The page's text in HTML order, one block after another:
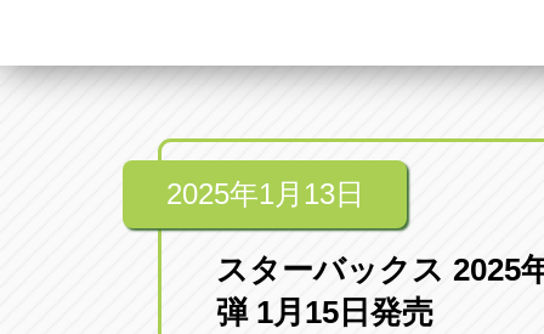
0561-84-
アップル
0586-28-
愛知県瀬戸市美濃池町29-1
アップル一宮22号店
愛知県一宮市朝日3-4-12
2025年1月13日
スターバックス 2025
弾 1月15日発売